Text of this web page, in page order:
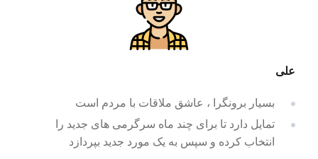
علی
بسیار برونگرا ، عاشق ملاقات با مردم است
تمایل دارد تا برای چند ماه سرگرمی های جدید را
انتخاب کرده و سپس به یک مورد جدید بپردازد